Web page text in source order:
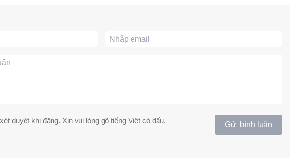
duyệt khi đăng. Xin vui lòng gõ tiếng Việt có dấu. Gửi bình luận